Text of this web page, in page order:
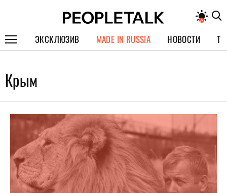
ЭКСКЛЮЗИВ
ИНТЕРВЬЮ
ПОКОЛЕНИЕ
MADE IN RUSSIA НОВОСТИ
Крым